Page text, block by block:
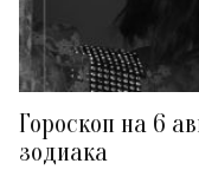
Гороскоп на 6
зодиака